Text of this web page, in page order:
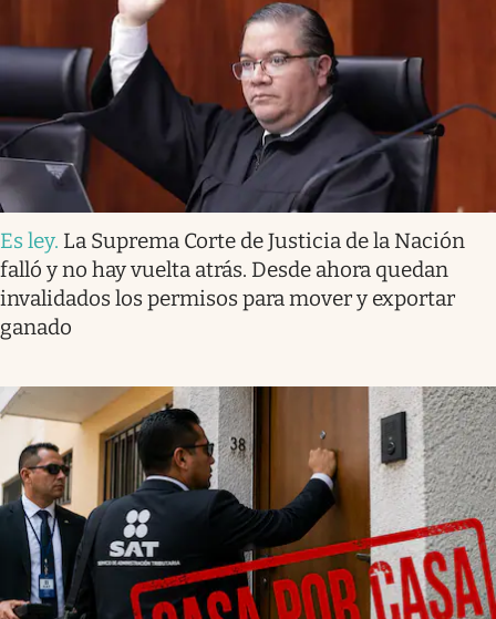
Es ley. La Suprema Corte de Justicia de la Nación
falló y no hay vuelta atrás. Desde ahora quedan
invalidados los permisos para mover y exportar
ganado